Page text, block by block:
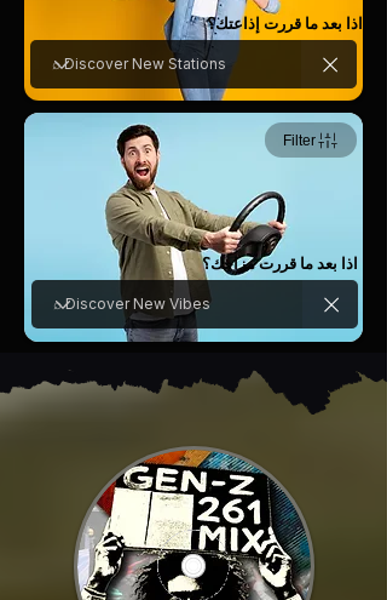
اذا بعد ما قررت إذاعتك؟
اذا بعد ما قررت مزاجك؟
Filter